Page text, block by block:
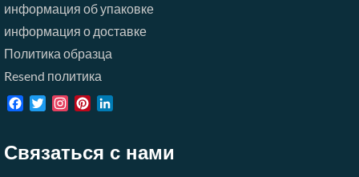
информация об упаковке
информация о доставке
Политика образца
Resend политика
Facebook
TwitterInstagramPinterest
Связаться с нами